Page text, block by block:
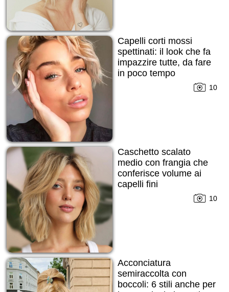
Capelli corti mossi
spettinati: il look che fa
impazzire tutte, da fare
in poco tempo
10
Caschetto scalato
medio con frangia che
conferisce volume ai
capelli fini
10
Acconciatura
semiraccolta con
boccoli: 6 stili anche per